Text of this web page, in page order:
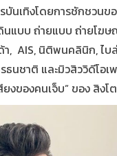
บันเทิงโดยการชักชวนข
นแบบ ถ่ายแบบ ถ่ายโฆ
, AIS, นิติพนคลินิก, ไบ
ธนชาติ และมิวสิววิดีโอเ
ยงของคนเจ็บ” ของ สิงโ